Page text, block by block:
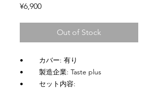
¥6,900Price
Out of Stock
• カバー: 有り
•
製造企業: Taste plus
•
セット内容: